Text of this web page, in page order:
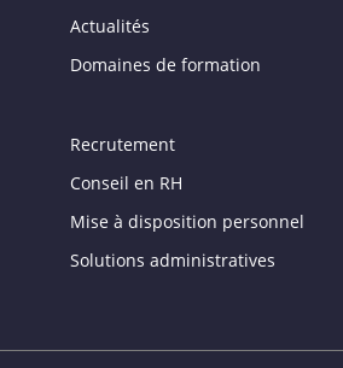
Actualités
Domaines de formation
Recrutement
Conseil en RH
Mise à disposition personnel
Solutions administratives